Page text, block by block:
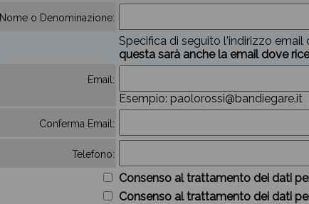
Nome o Denominazione:
Specifica di seguito l'indirizzo
questa sarà anche la email dove
Email:
Esempio: paolorossi@bandiegare.it
Conferma Email:
Telefono:
Consenso al trattamento dei dati
Consenso al trattamento dei dati